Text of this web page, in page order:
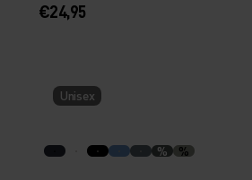
€24,95
Unisex
% %